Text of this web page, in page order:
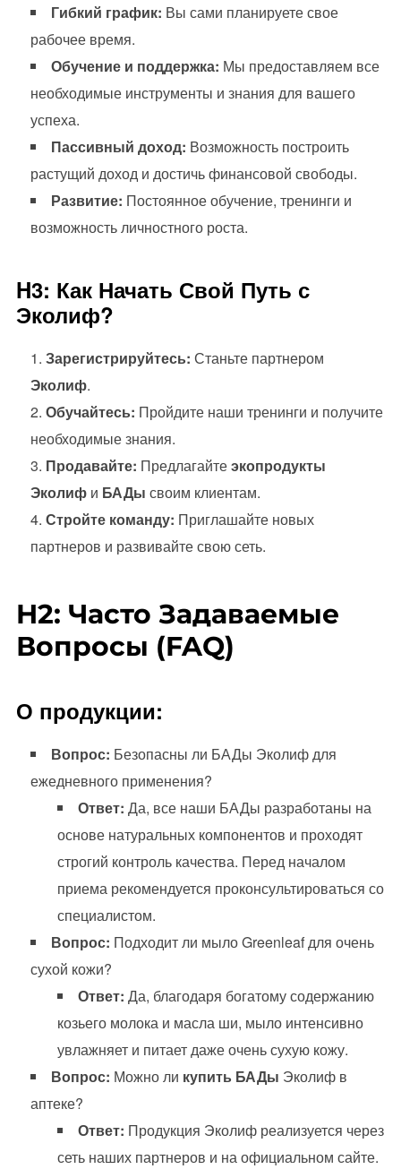
Гибкий график: Вы сами планируете свое
рабочее время.
Обучение и поддержка: Мы предоставляем все
необходимые инструменты и знания для вашего
успеха.
Пассивный доход: Возможность построить
растущий доход и достичь финансовой свободы.
Развитие: Постоянное обучение, тренинги и
возможность личностного роста.
H3: Как Начать Свой Путь с
Эколиф?
Зарегистрируйтесь: Станьте партнером
Эколиф.
Обучайтесь: Пройдите наши тренинги и получите
необходимые знания.
Продавайте: Предлагайтеэкопродукты
Эколифи БАДы своим клиентам.
Стройте команду: Приглашайте новых
партнеров и развивайте свою сеть.
H2: Часто Задаваемые
Вопросы (FAQ)
О продукции:
Вопрос: Безопасны ли БАДы Эколиф для
ежедневного применения?
Ответ: Да, все наши БАДы разработаны на
основе натуральных компонентов и проходят
строгий контроль качества. Перед началом
приема рекомендуется проконсультироваться со
специалистом.
Вопрос: Подходит ли мыло Greenleaf для очень
сухой кожи?
Ответ: Да, благодаря богатому содержанию
козьего молока и масла ши, мыло интенсивно
увлажняет и питает даже очень сухую кожу.
Вопрос: Можно ли купить БАДы Эколиф в
аптеке?
Ответ: Продукция Эколиф реализуется через
сеть наших партнеров и на официальном сайте.